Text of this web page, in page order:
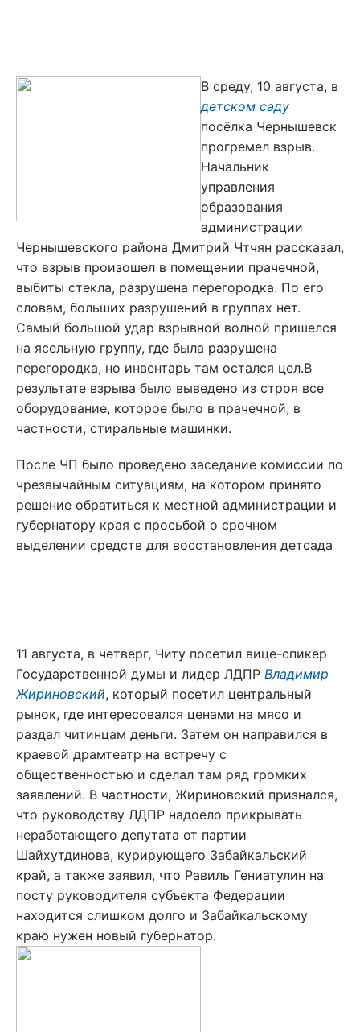
В среду, 10 августа, в
детском саду
посёлка Чернышевск
прогремел взрыв.
Начальник
управления
образования
администрации
Чернышевского района Дмитрий Чтчян рассказал,
что взрыв произошел в помещении прачечной,
выбиты стекла, разрушена перегородка. По его
словам, больших разрушений в группах нет.
Самый большой удар взрывной волной пришелся
на ясельную группу, где была разрушена
перегородка, но инвентарь там остался цел.В
результате взрыва было выведено из строя все
оборудование, которое было в прачечной, в
частности, стиральные машинки.
После ЧП было проведено заседание комиссии по
чрезвычайным ситуациям, на котором принято
решение обратиться к местной администрации и
губернатору края с просьбой о срочном
выделении средств для восстановления детсада
11 августа, в четверг, Читу посетил вице-спикер
Государственной думы и лидер ЛДПР Владимир
Жириновский, который посетил центральный
рынок, где интересовался ценами на мясо и
раздал читинцам деньги. Затем он направился в
краевой драмтеатр на встречу с
общественностью и сделал там ряд громких
заявлений. В частности, Жириновский признался,
что руководству ЛДПР надоело прикрывать
неработающего депутата от партии
Шайхутдинова, курирующего Забайкальский
край, а также заявил, что Равиль Гениатулин на
посту руководителя субъекта Федерации
находится слишком долго и Забайкальскому
краю нужен новый губернатор.